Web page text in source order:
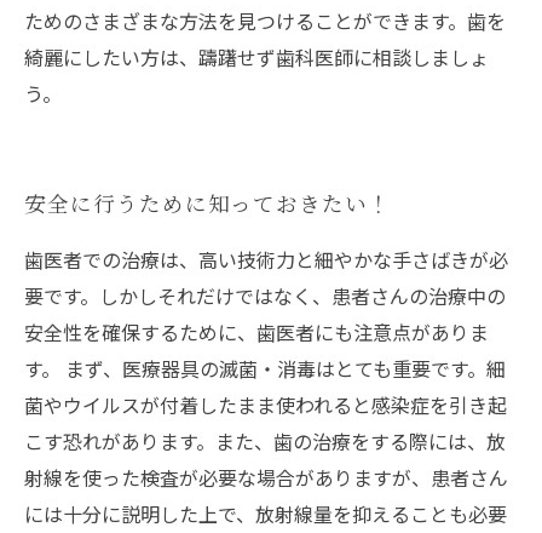
ためのさまざまな方法を見つけることができます。歯を
綺麗にしたい方は、躊躇せず歯科医師に相談しましょ
う。
安全に行うために知っておきたい！
歯医者での治療は、高い技術力と細やかな手さばきが必
要です。しかしそれだけではなく、患者さんの治療中の
安全性を確保するために、歯医者にも注意点がありま
す。 まず、医療器具の滅菌・消毒はとても重要です。細
菌やウイルスが付着したまま使われると感染症を引き起
こす恐れがあります。また、歯の治療をする際には、放
射線を使った検査が必要な場合がありますが、患者さん
には十分に説明した上で、放射線量を抑えることも必要